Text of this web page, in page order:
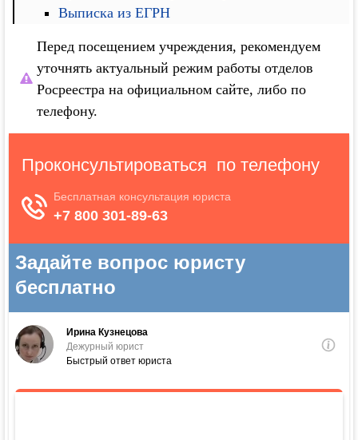
Выписка из ЕГРН
Перед посещением учреждения, рекомендуем
уточнять актуальный режим работы отделов
Росреестра на официальном сайте, либо по
телефону.